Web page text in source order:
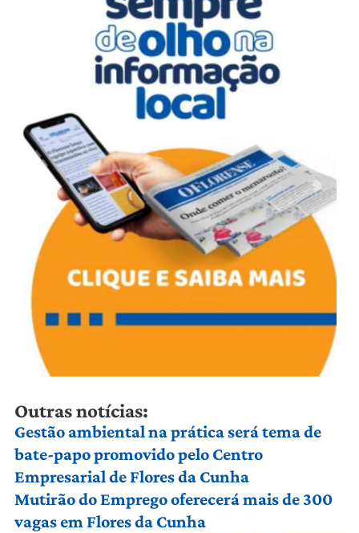
Outras notícias:
Gestão ambiental na prática será tema de
bate-papo promovido pelo Centro
Empresarial de Flores da Cunha
Mutirão do Emprego oferecerá mais de 300
vagas em Flores da Cunha